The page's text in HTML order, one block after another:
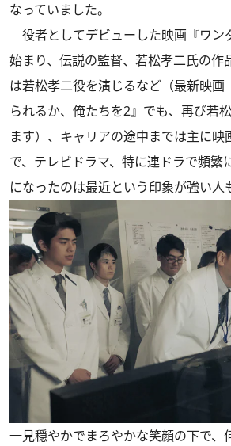
なっていました。
役者としてデビューした映画『ワン
始まり、伝説の監督、若松孝二氏の作
は若松孝二役を演じるなど（最新映画
られるか、俺たちを2』でも、再び若
ます）、キャリアの途中までは主に映
で、テレビドラマ、特に連ドラで頻繁
になったのは最近という印象が強い人
一見穏やかでまろやかな笑顔の下で、